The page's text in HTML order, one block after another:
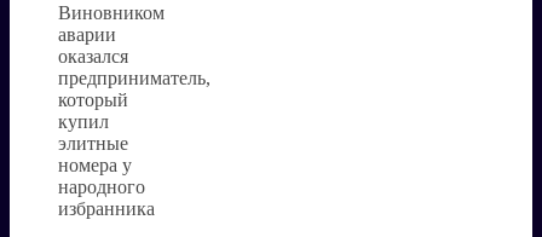
Виновником
аварии
оказался
предприниматель,
который
купил
элитные
номера у
народного
избранника